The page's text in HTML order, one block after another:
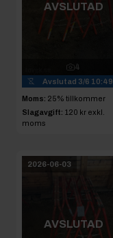
AVSLUTAD
4
Avslutad 3/6 10:49
Moms: 25% tillkommer
Slagavgift: 120 kr exkl.
moms
2026-06-03
AVSLUTAD